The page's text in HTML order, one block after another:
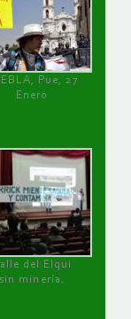
Pue, 27
Enero
del Elqui
sin minería.